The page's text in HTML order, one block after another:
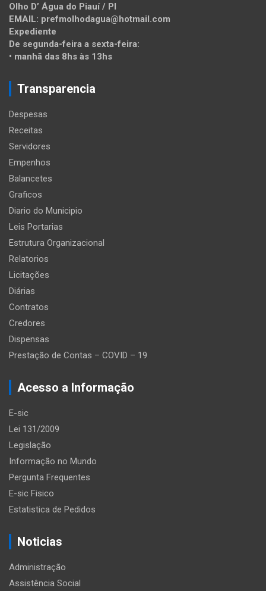
Olho D’ Água do Piauí / PI
EMAIL: prefmolhodagua@hotmail.com
Expediente
De segunda-feira a sexta-feira:
• manhã das 8hs às 13hs
Transparencia
Despesas
Receitas
Servidores
Empenhos
Balancetes
Graficos
Diario do Municipio
Leis Portarias
Estrutura Organizacional
Relatorios
Licitações
Diárias
Contratos
Credores
Dispensas
Prestação de Contas – COVID – 19
Acesso a Informação
E-sic
Lei 131/2009
Legislação
Informação no Mundo
Pergunta Frequentes
E-sic Fisico
Estatistica de Pedidos
Noticias
Administração
Assistência Social